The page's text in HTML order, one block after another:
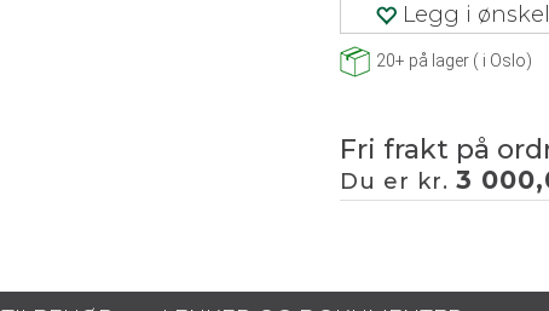
Legg i
20+ på lager ( i Oslo)
Fri frakt på
Du er kr. 3